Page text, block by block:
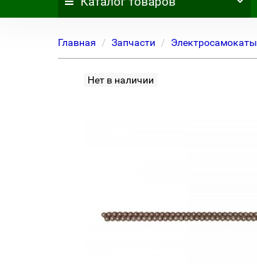
Главная Запчасти Электросамокаты
Нет в наличии